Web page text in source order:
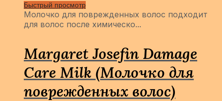
Быстрый просмотр
Молочко для поврежденных волос подходит
для волос после химическо...
Margaret Josefin Damage
Care Milk (Молочко для
поврежденных волос)